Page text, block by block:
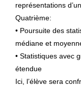
représentations
Quatrième:
• Poursuite des
médiane et
• Statistiques avec
étendue
Ici, l’élève sera